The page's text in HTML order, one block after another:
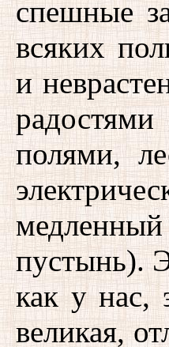
спешные
всяких
и
полями,
пустынь).
как у нас,
великая,